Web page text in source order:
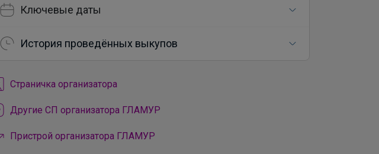
Ключевые даты
История проведённых выкупов
Cтраничка организатора
Другие СП организатора ГЛАМУР
Пристрой организатора ГЛАМУР